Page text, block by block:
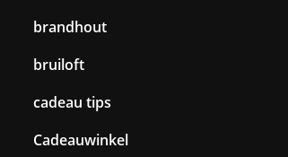
brandhout
bruiloft
cadeau tips
Cadeauwinkel